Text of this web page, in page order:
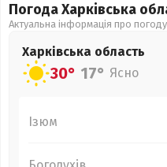
Погода Харківська
Актуальна інформація про
Харківська область
30° 17° Ясно
Ізюм